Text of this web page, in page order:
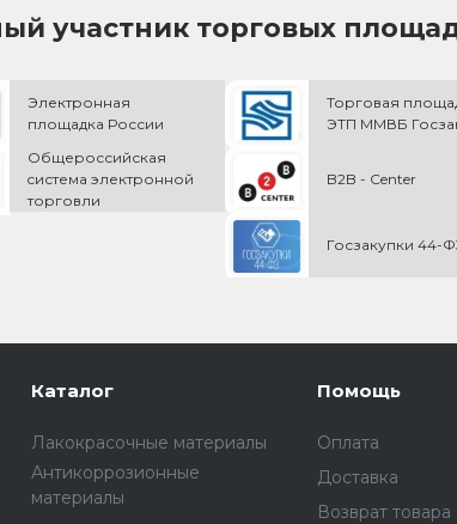
участник торговых
Электронная
площадка России
Торговая
ЭТП ММВБ
Общероссийская
cистема электронной
торговли
B2B - Center
Госзакупки 44-
Каталог
Лакокрасочные материалы
Антикоррозионные
материалы
Помощь
Оплата
Доставка
Возврат товара